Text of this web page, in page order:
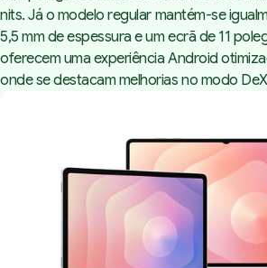
nits. Já o modelo regular mantém-se
5,5 mm de espessura e um ecrã de 11
oferecem uma experiência Android
onde se destacam melhorias no modo